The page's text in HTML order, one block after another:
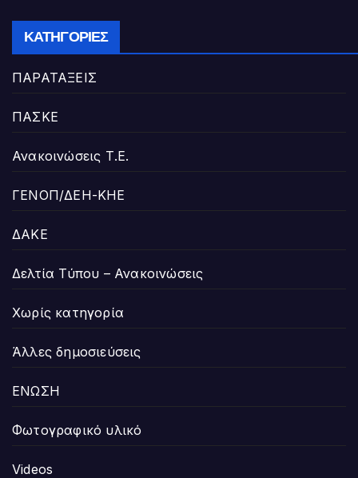
ΚΑΤΗΓΟΡΊΕΣ
ΠΑΡΑΤΑΞΕΙΣ
ΠΑΣΚΕ
Ανακοινώσεις Τ.Ε.
ΓΕΝΟΠ/ΔΕΗ-ΚΗΕ
ΔΑΚΕ
Δελτία Τύπου – Ανακοινώσεις
Χωρίς κατηγορία
Άλλες δημοσιεύσεις
ΕΝΩΣΗ
Φωτογραφικό υλικό
Videos